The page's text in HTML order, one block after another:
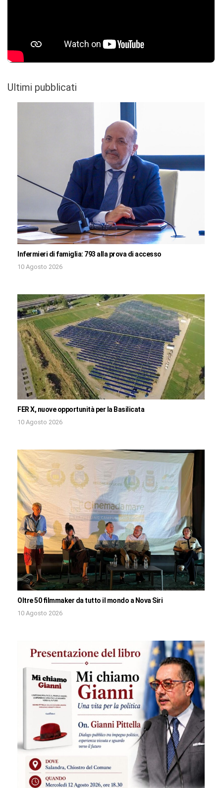
Ultimi pubblicati
Infermieri di famiglia: 793 alla prova di accesso
10 Agosto 2026
FER X, nuove opportunità per la Basilicata
10 Agosto 2026
Oltre 50 filmmaker da tutto il mondo a Nova Siri
10 Agosto 2026